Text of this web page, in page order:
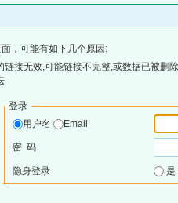
，可能有如下几个原因:
接无效,可能链接不完整,或数据已被删
登录
用户名
Email
密 码
隐身登录